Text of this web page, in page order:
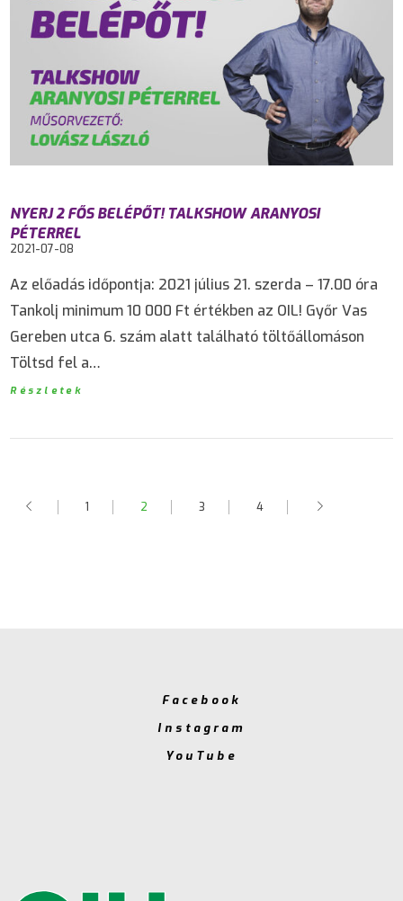
NYERJ 2 FŐS BELÉPŐT! TALKSHOW ARANYOSI
PÉTERREL
2021-07-08
Az előadás időpontja: 2021 július 21. szerda – 17.00 óra
Tankolj minimum 10 000 Ft értékben az OIL! Győr Vas
Gereben utca 6. szám alatt található töltőállomáson
Töltsd fel a…
Részletek
1 2 3 4
Facebook
Instagram
YouTube